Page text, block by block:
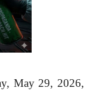
May 29, 2026,